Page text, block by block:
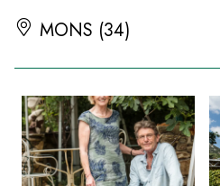
MONS (34)